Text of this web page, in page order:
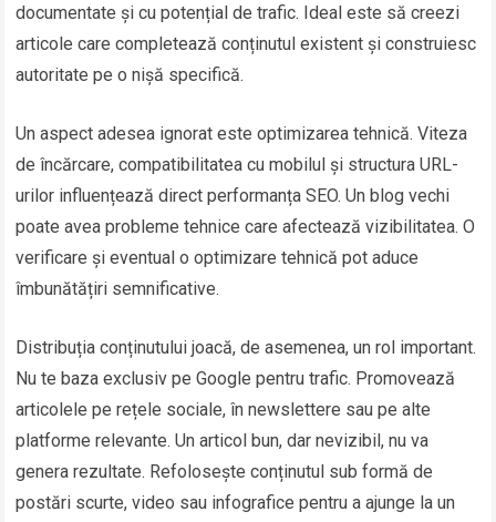
documentate și cu potențial de trafic. Ideal este să creezi
articole care completează conținutul existent și construiesc
autoritate pe o nișă specifică.
Un aspect adesea ignorat este optimizarea tehnică. Viteza
de încărcare, compatibilitatea cu mobilul și structura URL-
urilor influențează direct performanța SEO. Un blog vechi
poate avea probleme tehnice care afectează vizibilitatea. O
verificare și eventual o optimizare tehnică pot aduce
îmbunătățiri semnificative.
Distribuția conținutului joacă, de asemenea, un rol important.
Nu te baza exclusiv pe Google pentru trafic. Promovează
articolele pe rețele sociale, în newslettere sau pe alte
platforme relevante. Un articol bun, dar nevizibil, nu va
genera rezultate. Refolosește conținutul sub formă de
postări scurte, video sau infografice pentru a ajunge la un